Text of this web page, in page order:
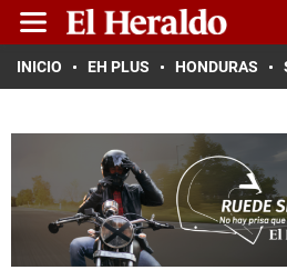
INICIO EH PLUS HONDURAS